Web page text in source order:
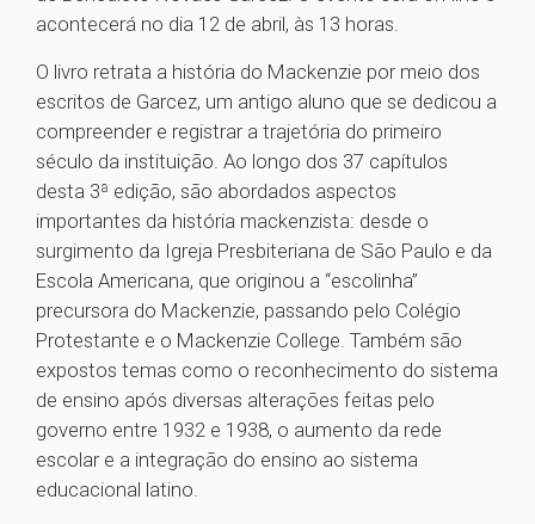
acontecerá no dia 12 de abril, às 13 horas.
O livro retrata a história do Mackenzie por meio dos
escritos de Garcez, um antigo aluno que se dedicou a
compreender e registrar a trajetória do primeiro
século da instituição. Ao longo dos 37 capítulos
desta 3ª edição, são abordados aspectos
importantes da história mackenzista: desde o
surgimento da Igreja Presbiteriana de São Paulo e da
Escola Americana, que originou a “escolinha”
precursora do Mackenzie, passando pelo Colégio
Protestante e o Mackenzie College. Também são
expostos temas como o reconhecimento do sistema
de ensino após diversas alterações feitas pelo
governo entre 1932 e 1938, o aumento da rede
escolar e a integração do ensino ao sistema
educacional latino.